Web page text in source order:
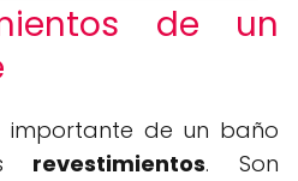
de un
de un baño
revestimientos. Son